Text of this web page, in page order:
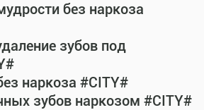
без наркоза
зубов под
наркоза #CITY#
зубов наркозом #CITY#